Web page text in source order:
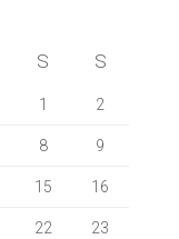
S S
1 2
8 9
15 16
22 23